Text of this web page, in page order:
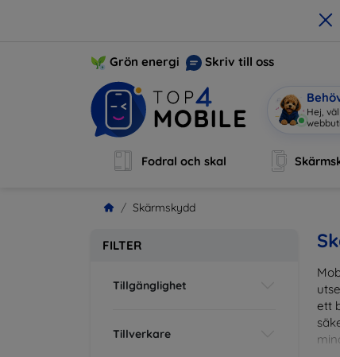
×
Grön energi Skriv till oss
Hej,
Fodral och skal
Skärmskydd
FILTER
Tillgänglighet
Tillverkare
ett